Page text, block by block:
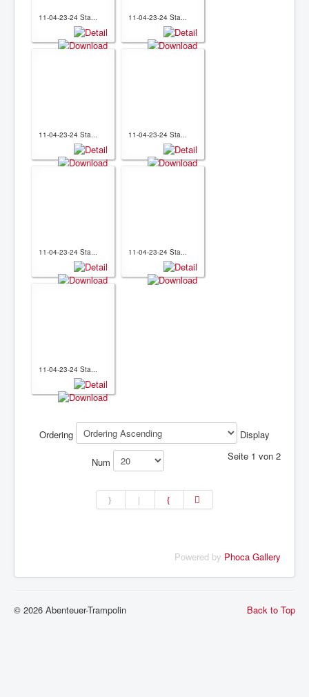
11-04-23-24 Sta... 11-04-23-24 Sta...
11-04-23-24 Sta... 11-04-23-24 Sta...
11-04-23-24 Sta... 11-04-23-24 Sta...
11-04-23-24 Sta...
Ordering Display
Num Seite 1 von 2
Powered by Phoca Gallery
Back to Top
© 2026 Abenteuer-Trampolin